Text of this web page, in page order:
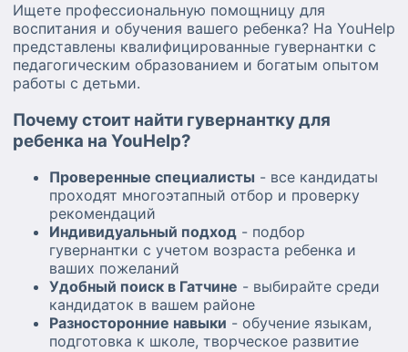
Ищете профессиональную помощницу для
воспитания и обучения вашего ребенка? На YouHelp
представлены квалифицированные гувернантки с
педагогическим образованием и богатым опытом
работы с детьми.
Почему стоит найти гувернантку для
ребенка на YouHelp?
Проверенные специалисты - все кандидаты
проходят многоэтапный отбор и проверку
рекомендаций
Индивидуальный подход - подбор
гувернантки с учетом возраста ребенка и
ваших пожеланий
Удобный поиск в Гатчине - выбирайте среди
кандидаток в вашем районе
Разносторонние навыки - обучение языкам,
подготовка к школе, творческое развитие